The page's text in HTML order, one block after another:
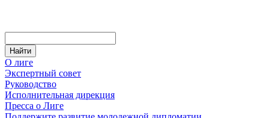
О лиге
Экспертный совет
Руководство
Исполнительная дирекция
Пресса о Лиге